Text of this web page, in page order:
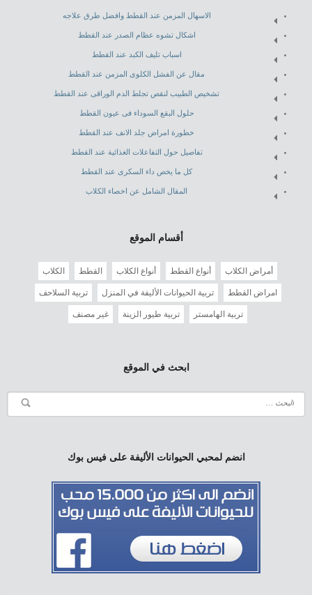
الاسهال المزمن عند القطط وافضل طرق علاجه
اشكال تشوه عظام الصدر عند القطط
اسباب تليف الكبد عند القطط
مقال عن الفشل الكلوى المزمن عند القطط
تشخيص الطبيب لنقص تجلط الدم الوراقى عند القطط
حلول البقع السوداء فى عيون القطط
خطورة امراض جلد الانف عند القطط
تفاصيل حول التفاعلات الغذائية عند القطط
كل ما يخص داء السكرى عند القطط
المقال الشامل عن اخصاء الكلاب
أقسام الموقع
أمراض الكلاب أنواع القطط أنواع الكلاب القطط الكلاب
امراض القطط تربية الحيوانات الأليفة في المنزل تربية السلاحف
تربية الهامستر تربية طيور الزينة غير مصنف
ابحث في الموقع
انضم لمحبي الحيوانات الأليفة على فيس بوك